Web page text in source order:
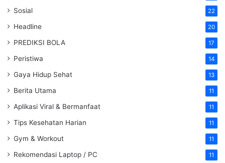
Sosial 22
Headline 20
PREDIKSI BOLA 17
Peristiwa 14
Gaya Hidup Sehat 13
Berita Utama 11
Aplikasi Viral & Bermanfaat 11
Tips Kesehatan Harian 11
Gym & Workout 11
Rekomendasi Laptop / PC 11